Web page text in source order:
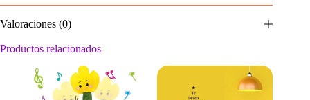
Valoraciones (0)
Productos relacionados